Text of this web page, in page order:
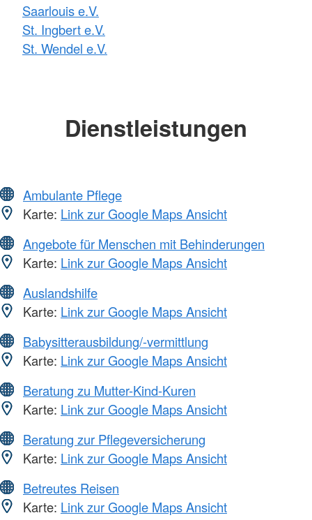
Saarlouis e.V.
St. Ingbert e.V.
St. Wendel e.V.
Dienstleistungen
Ambulante Pflege
Karte: Link zur Google Maps Ansicht
Angebote für Menschen mit Behinderungen
Karte: Link zur Google Maps Ansicht
Auslandshilfe
Karte: Link zur Google Maps Ansicht
Babysitterausbildung/-vermittlung
Karte: Link zur Google Maps Ansicht
Beratung zu Mutter-Kind-Kuren
Karte: Link zur Google Maps Ansicht
Beratung zur Pflegeversicherung
Karte: Link zur Google Maps Ansicht
Betreutes Reisen
Karte: Link zur Google Maps Ansicht